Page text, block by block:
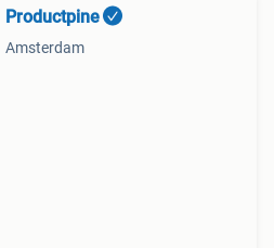
Productpine
Amsterdam